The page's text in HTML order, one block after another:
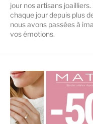
jour nos artisans
chaque jour depuis plus
nous avons passées à
vos émotions.